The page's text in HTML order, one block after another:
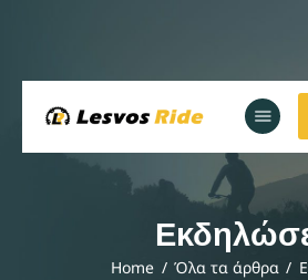
Home Όλα τα άρθρα
Home
Our Services
All Posts
Home
Our Services